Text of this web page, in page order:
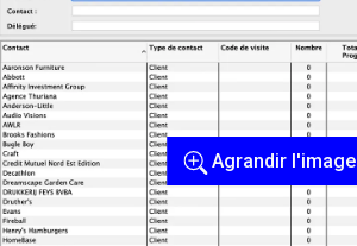
Agrandir l'image